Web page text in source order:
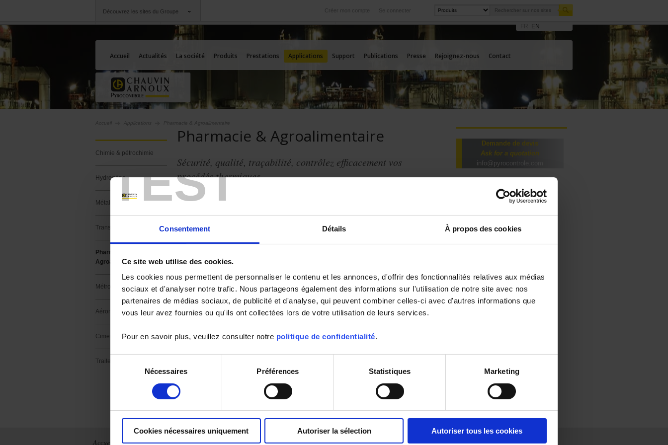
TEST
Consentement Détails À propos des cookies
Ce site web utilise des cookies.
Les cookies nous permettent de personnaliser le contenu et les annonces, d'offrir des fonctionnalités relatives aux médias
sociaux et d'analyser notre trafic. Nous partageons également des informations sur l'utilisation de notre site avec nos
partenaires de médias sociaux, de publicité et d'analyse, qui peuvent combiner celles-ci avec d'autres informations que
vous leur avez fournies ou qu'ils ont collectées lors de votre utilisation de leurs services.
Pour en savoir plus, veuillez consulter notre politique de confidentialité.
Sélection
consentement
Nécessaires Préférences Statistiques Marketing
Cookies nécessaires uniquement Autoriser la sélection Autoriser tous les cookies
Découvrez les sites du Groupe Se connecter
Créer mon compte
Chauvin Arnoux
Sociétés
Une offre à votre service
International
Nos filiales à l'étranger
EN
Accueil Actualités La société Produits Prestations Applications Support Publications Presse Rejoignez-nous Contact
Applications Pharmacie & Agroalimentaire
Chimie & pétrochimie
Hydrogène
Métallurgie, fonderie
Transport
Pharmaceutique &
Agroalimentaire
Métrologie
Aéronautique
Cimenterie
Traitement thermique
Pharmacie & Agroalimentaire
Sécurité, qualité, traçabilité, contrôlez efficacement vos
procédés thermiques
Au cœur des problématiques de l’industrie pharmaceutique et agroalimentaire,
et adaptées aux exigences incontournables de sécurité et de traçabilité.
Tout un ensemble d’équipements aux performances éprouvées pour garantir un
suivi précis des températures et éviter tout risque dû à des variations thermiques
Domaines d'application: fabrication des médicaments, fabrication des aliments, matériel de
cuisson, matériel frigorifique, conditionnement…
Demande de devis
Ask for a quotation
info@pyrocontrole.com
Accueil Actualités La société Produits Prestations Applications Support Publications Presse Rejoignez- Contact